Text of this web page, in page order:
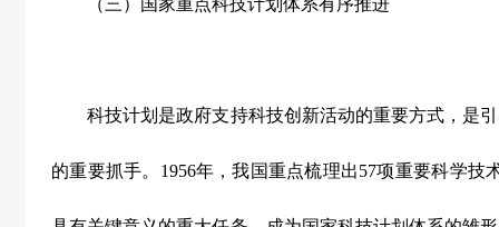
（三）国家重点科技计划体系有序推进
科技计划是政府支持科技创新活动的重要方式，是引
的重要抓手。 1956年，我国重点梳理出57项重要科学技